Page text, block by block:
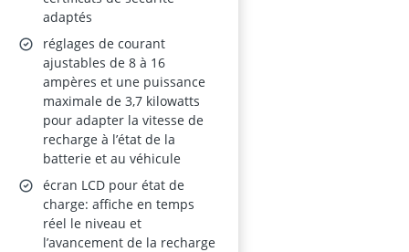
adaptés
réglages de courant
ajustables de 8 à 16
ampères et une puissance
maximale de 3,7 kilowatts
pour adapter la vitesse de
recharge à l’état de la
batterie et au véhicule
écran LCD pour état de
charge: affiche en temps
réel le niveau et
l’avancement de la recharge